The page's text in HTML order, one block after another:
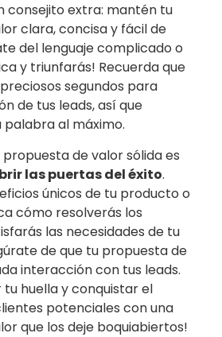
consejito extra: mantén tu
clara, concisa y fácil de
del lenguaje complicado o
y triunfarás! Recuerda que
segundos para
de tus leads, así que
al máximo.
propuesta de valor sólida es
las puertas del éxito.
únicos de tu producto o
cómo resolverás los
las necesidades de tu
de que tu propuesta de
interacción con tus leads.
tu huella y conquistar el
potenciales con una
que los deje boquiabiertos!